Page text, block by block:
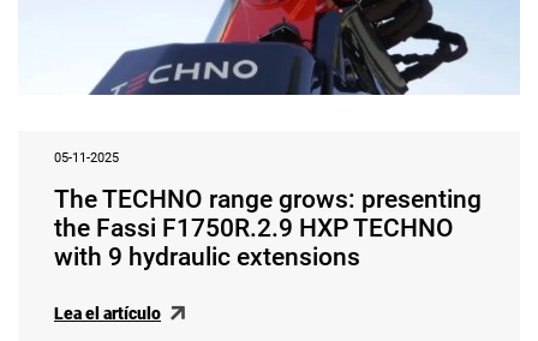
05-11-2025
The TECHNO range grows: presenting
the Fassi F1750R.2.9 HXP TECHNO
with 9 hydraulic extensions
Lea el artículo